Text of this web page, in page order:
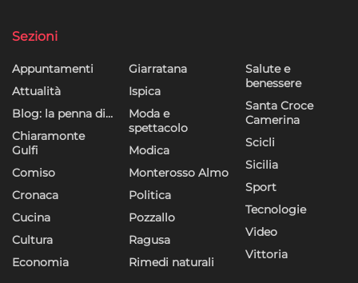
Sezioni
Appuntamenti
Attualità
Blog: la penna di…
Chiaramonte
Gulfi
Comiso
Cronaca
Cucina
Cultura
Economia
Giarratana
Ispica
Moda e
spettacolo
Modica
Monterosso Almo
Politica
Pozzallo
Ragusa
Rimedi naturali
Salute e
benessere
Santa Croce
Camerina
Scicli
Sicilia
Sport
Tecnologie
Video
Vittoria